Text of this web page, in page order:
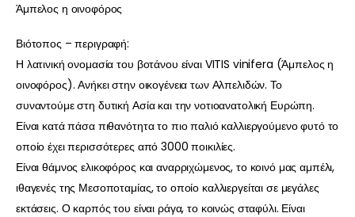
Άμπελος η οινοφόρος
Βιότοπος – περιγραφή:
Η λατινική ονομασία του βοτάνου είναι VITIS vinifera (Άμπελος η
οινοφόρος). Ανήκει στην οικογένεια των Αλπελιδών. Το
συναντούμε στη δυτική Ασία και την νοτιοανατολική Ευρώπη.
Είναι κατά πάσα πιθανότητα το πιο παλιό καλλιεργούμενο φυτό το
οποίο έχει περισσότερες από 3000 ποικιλίες.
Είναι θάμνος ελικοφόρος και αναρριχώμενος, το κοινό μας αμπέλι,
ιθαγενές της Μεσοποταμίας, το οποίο καλλιεργείται σε μεγάλες
εκτάσεις. Ο καρπός του είναι ράγα, το κοινώς σταφύλι. Είναι